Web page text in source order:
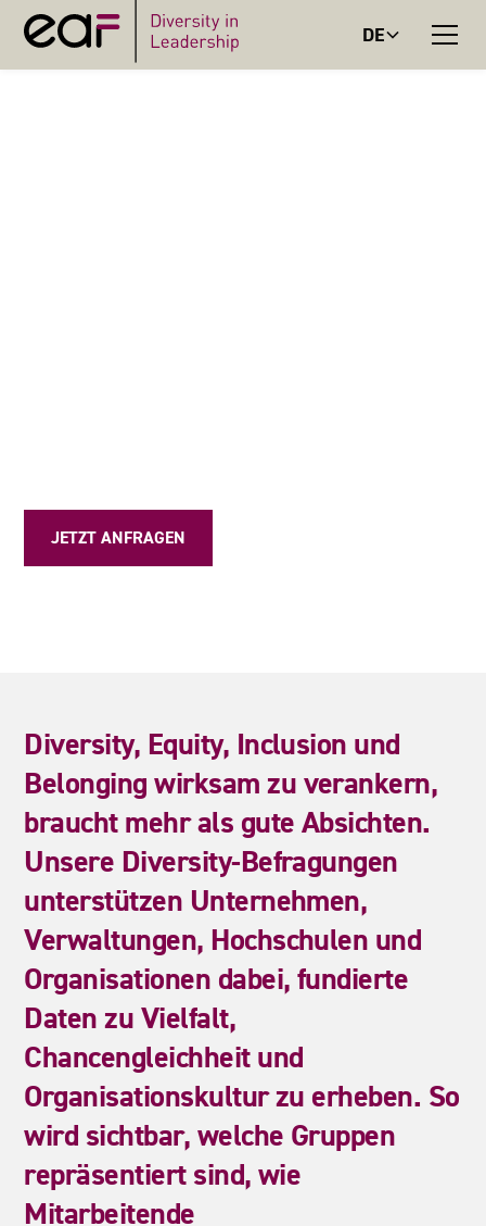
DE
JETZT ANFRAGEN
Diversity, Equity, Inclusion und
Belongingwirksamzuverankern,
brauchtmehrals guteAbsichten.
Unsere Diversity-Befragungen
unterstützen Unternehmen,
Verwaltungen, Hochschulen und
Organisationen dabei,fundierte
DatenzuVielfalt,
Chancengleichheit und
Organisationskulturzu erheben. So
wird sichtbar,welche Gruppen
repräsentiertsind,wie
Mitarbeitende